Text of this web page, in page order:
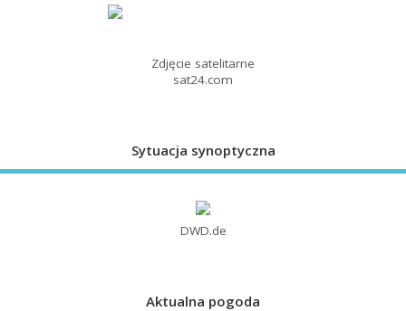
Zdjęcie satelitarne
sat24.com
Sytuacja synoptyczna
DWD.de
Aktualna pogoda